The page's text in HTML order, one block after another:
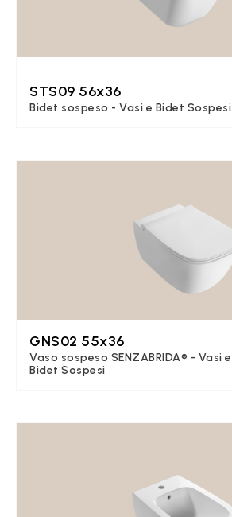
STS09 56x36
Bidet sospeso - Vasi e Bidet Sospesi
GNS02 55x36
Vaso sospeso SENZABRIDA® - Vasi e
Bidet Sospesi